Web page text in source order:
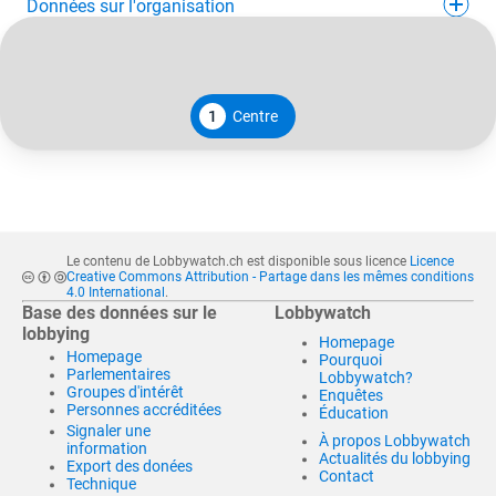
Données sur l'organisation
1 Centre
Le contenu de Lobbywatch.ch est disponible sous licence Licence
Creative Commons Attribution - Partage dans les mêmes conditions
4.0 International .
Base des données sur le
lobbying
Homepage
Parlementaires
Groupes d'intérêt
Personnes accréditées
Signaler une
information
Export des donées
Technique
Lobbywatch
Homepage
Pourquoi
Lobbywatch?
Enquêtes
Éducation
À propos Lobbywatch
Actualités du lobbying
Contact